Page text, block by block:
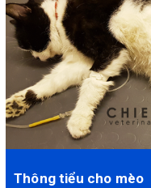
Thông tiểu cho mèo